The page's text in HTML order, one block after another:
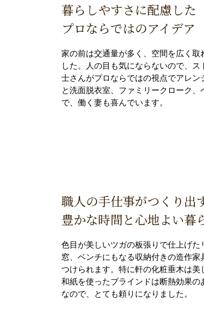
暮らしやすさに配慮した
プロならではのアイデア
家の前は交通量が多く、空間を広く
した。人の目も気にならないので、
士さんがプロならではの視点でアレ
と洗面脱衣室、ファミリークローク
で、働く妻も喜んでいます。
職人の手仕事がつくり出
豊かな時間と心地よい暮
色目が美しいツガの板張りで仕上げ
窓、ベンチにもなる収納付きの造作
つけられます。特に軒の化粧垂木は美
和紙を使ったブラインドは断熱効果
なので、とても頼りになりました。